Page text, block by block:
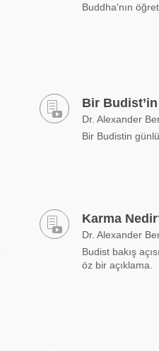
Buddha'nın
Bir
Dr. Alexander
Bir Budistin
Karma
Dr. Alexander
Budist bakış
öz bir açıklama.